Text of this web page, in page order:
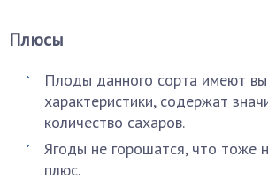
Плюсы
Плоды данного сорта имеют
характеристики, содержат
количество сахаров.
Ягоды не горошатся, что тоже
плюс.